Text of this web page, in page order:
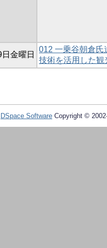
金曜日
012 一乗谷朝倉
技術を活用した
DSpace Software Copyright ©